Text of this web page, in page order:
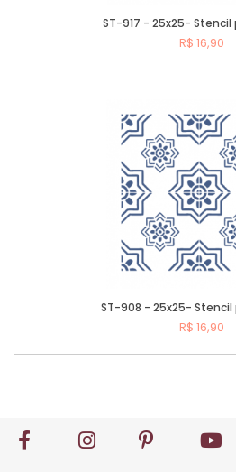
ST-917 - 25x25- Stencil
R$ 16,90
ST-908 - 25x25- Stencil
R$ 16,90